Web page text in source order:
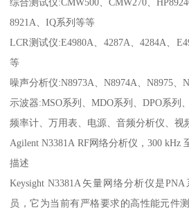
8921A、IQ系列等等
LCR测试仪:E4980A、4287A、4284A、
等
噪声分析仪:N8973A、N8974A、N8975、
示波器:MSO系列、MDO系列、DPO系列
频率计、万用表、电源、音频分析仪、视
Agilent N3381A RF网络分析仪，300 kHz
描述
Keysight N3381A矢量网络分析仪是
员，它为当前有严格要求的高性能元件